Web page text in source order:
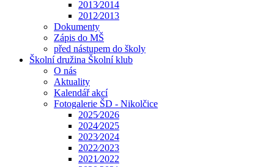
2013⁄2014
2012⁄2013
Dokumenty
Zápis do MŠ
před nástupem do školy
Školní družina Školní klub
O nás
Aktuality
Kalendář akcí
Fotogalerie ŠD - Nikolčice
2025⁄2026
2024⁄2025
2023⁄2024
2022⁄2023
2021⁄2022